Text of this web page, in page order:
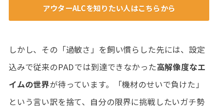
アウターALCを知りたい人はこちらから
しかし、その「過敏さ」を飼い慣らした先には、設定
込みで従来のPADでは到達できなかった高解像度なエ
イムの世界が待っています。「機材のせいで負けた」
という言い訳を捨て、自分の限界に挑戦したいガチ勢